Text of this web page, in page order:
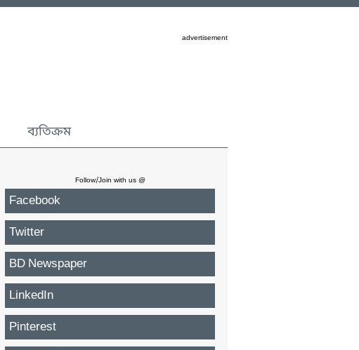
advertisement
ব্যতিক্রম
Follow/Join with us @
Facebook
Twitter
BD Newspaper
LinkedIn
Pinterest